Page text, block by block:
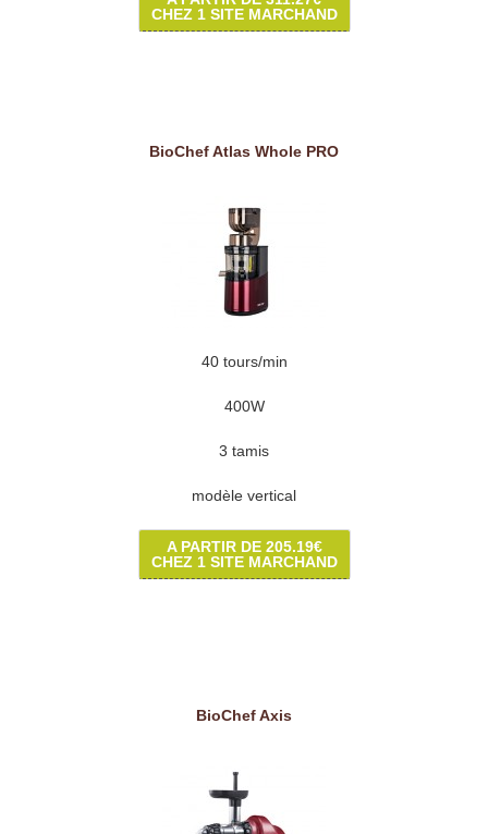
CHEZ 1 SITE MARCHAND
BioChef Atlas Whole PRO
40 tours/min
400W
3 tamis
modèle vertical
A PARTIR DE 205.19€
CHEZ 1 SITE MARCHAND
BioChef Axis